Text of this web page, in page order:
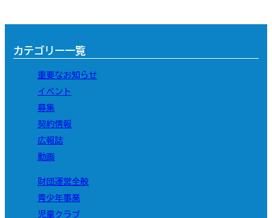
カテゴリー一覧
重要なお知らせ
イベント
募集
契約情報
広報誌
動画
財団運営全般
青少年事業
児童クラブ